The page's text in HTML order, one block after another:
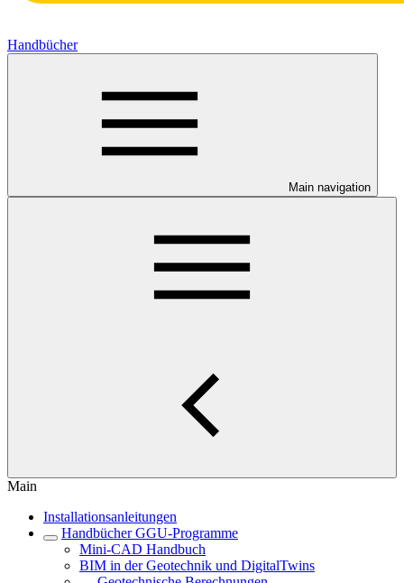
Handbücher
Main navigation
Main
Installationsanleitungen
Handbücher GGU-Programme
Mini-CAD Handbuch
BIM in der Geotechnik und DigitalTwins